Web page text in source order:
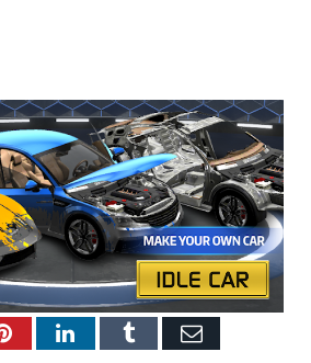
PinterestLinkedInTumblrEmail